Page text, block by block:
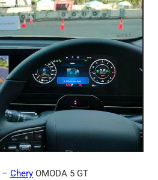
– Chery OMODA 5 GT